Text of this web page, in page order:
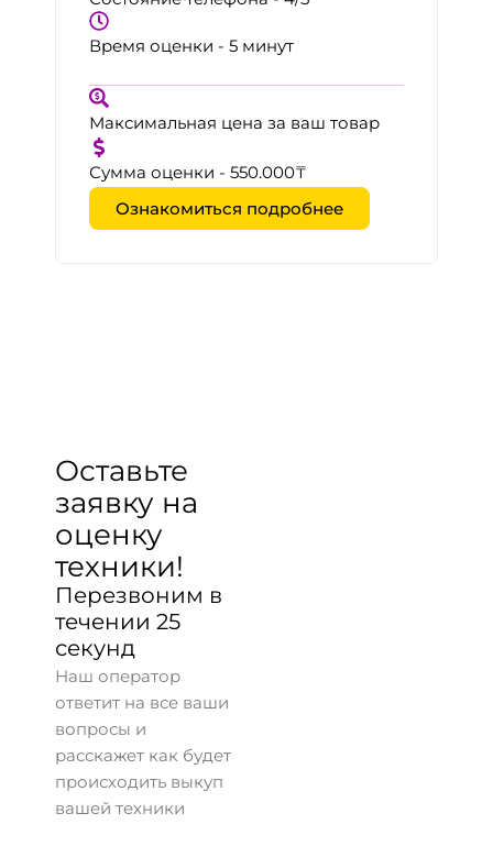
Время оценки - 5 минут
Максимальная цена за ваш товар
Сумма оценки - 550.000₸
Ознакомиться подробнее
Оставьте
заявку на
оценку
техники!
Перезвоним в
течении 25
секунд
Наш оператор
ответит на все ваши
вопросы и
расскажет как будет
происходить выкуп
вашей техники